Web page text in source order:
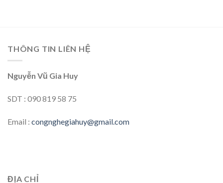
THÔNG TIN LIÊN HỆ
Nguyễn Vũ Gia Huy
SDT : 090 819 58 75
Email : congnghegiahuy@gmail.com
ĐỊA CHỈ